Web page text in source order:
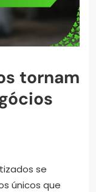
tornam
se
únicos que